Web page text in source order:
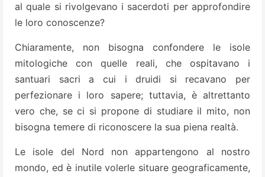
al quale si rivolgevano i sacerdoti per approfondire
le loro conoscenze?
Chiaramente, non bisogna confondere le isole
mitologiche con quelle reali, che ospitavano i
santuari sacri a cui i druidi si recavano per
perfezionare i loro sapere; tuttavia, è altrettanto
vero che, se ci si propone di studiare il mito, non
bisogna temere di riconoscere la sua piena realtà.
Le isole del Nord non appartengono al nostro
mondo, ed è inutile volerle situare geograficamente,